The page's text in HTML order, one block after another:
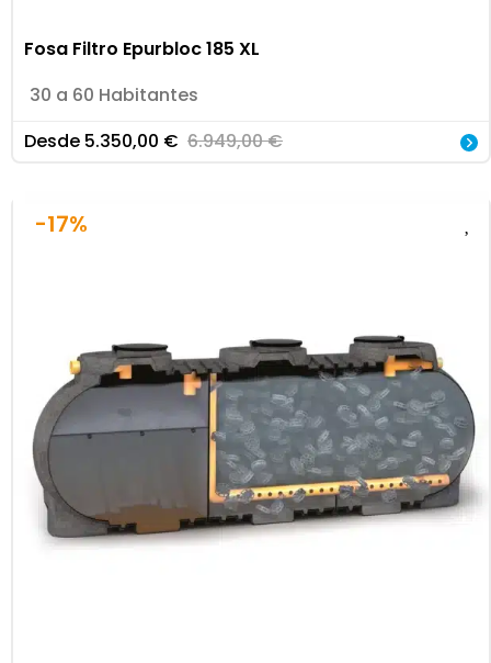
Fosa Filtro Epurbloc 185 XL
30 a 60 Habitantes
Desde 5.350,00 € 6.949,00€
-17%